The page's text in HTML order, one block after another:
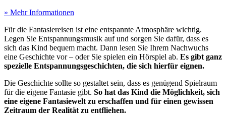
» Mehr Informationen
Für die Fantasiereisen ist eine entspannte Atmosphäre wichtig.
Legen Sie Entspannungsmusik auf und sorgen Sie dafür, dass es
sich das Kind bequem macht. Dann lesen Sie Ihrem Nachwuchs
eine Geschichte vor – oder Sie spielen ein Hörspiel ab. Es gibt ganz
spezielle Entspannungsgeschichten, die sich hierfür eignen.
Die Geschichte sollte so gestaltet sein, dass es genügend Spielraum
für die eigene Fantasie gibt. So hat das Kind die Möglichkeit, sich
eine eigene Fantasiewelt zu erschaffen und für einen gewissen
Zeitraum der Realität zu entfliehen.